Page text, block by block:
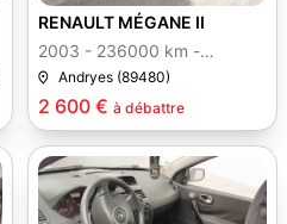
2 600 € à débattre
RENAULT MÉGANE II
2003 - 236000 km -
Manuelle
Andryes (89480)